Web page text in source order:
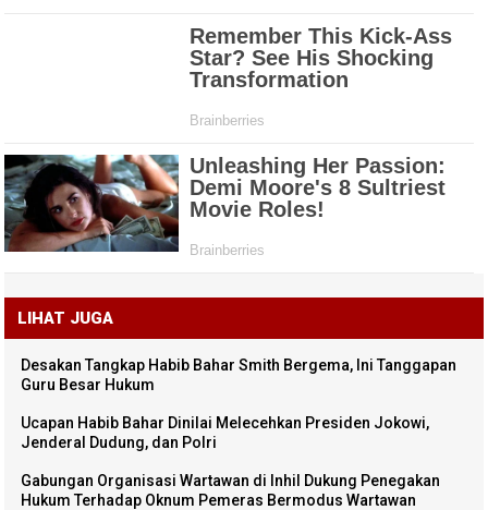
LIHAT JUGA
Desakan Tangkap Habib Bahar Smith Bergema, Ini Tanggapan
Guru Besar Hukum
Ucapan Habib Bahar Dinilai Melecehkan Presiden Jokowi,
Jenderal Dudung, dan Polri
Gabungan Organisasi Wartawan di Inhil Dukung Penegakan
Hukum Terhadap Oknum Pemeras Bermodus Wartawan